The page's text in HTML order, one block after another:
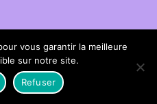
vous garantir la meilleure
sur notre site.
Refuser